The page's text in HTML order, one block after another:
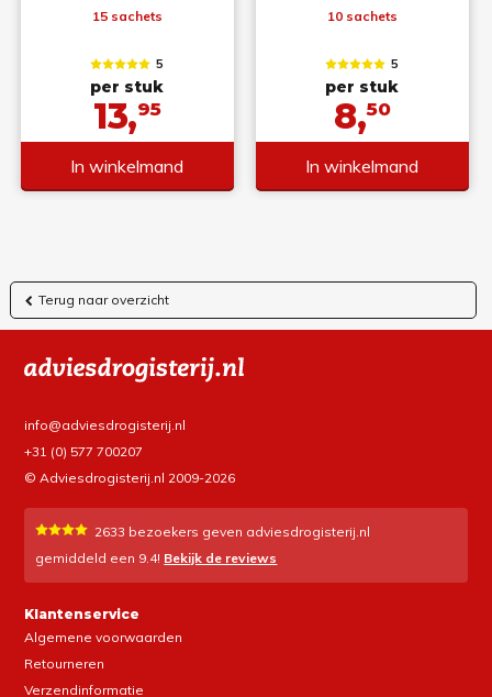
15 sachets
5
per stuk
13,95
In winkelmand
10 sachets
5
per stuk
8,50
In winkelmand
Terug naar overzicht
info@adviesdrogisterij.nl
+31 (0) 577 700207
© Adviesdrogisterij.nl 2009-2026
2633 bezoekers geven adviesdrogisterij.nl
gemiddeld een 9.4! Bekijk de reviews
Klantenservice
Algemene voorwaarden
Retourneren
Verzendinformatie